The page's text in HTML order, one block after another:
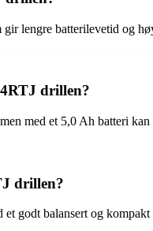
lengre batterilevetid og
drillen?
med et 5,0 Ah batteri
drillen?
godt balansert og